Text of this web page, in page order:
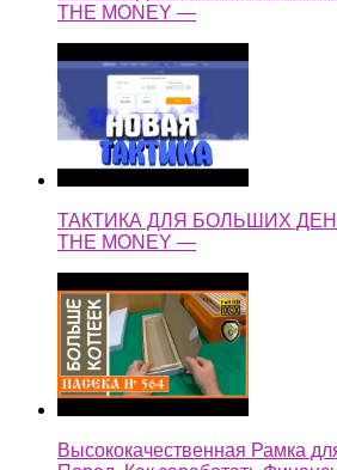
THE MONEY —
ТАКТИКА ДЛЯ БОЛЬШИХ
THE MONEY —
Высококачественная Рамка